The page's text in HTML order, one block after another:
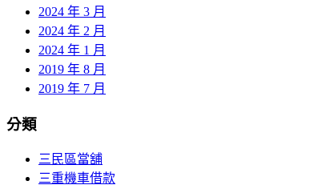
2024 年 3 月
2024 年 2 月
2024 年 1 月
2019 年 8 月
2019 年 7 月
分類
三民區當舖
三重機車借款